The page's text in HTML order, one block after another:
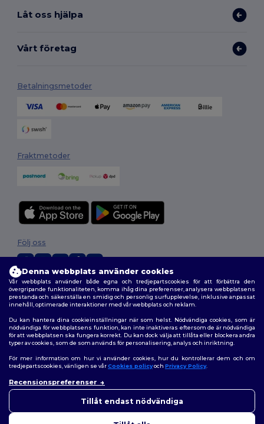
Låt oss hjälpa
Vårt företag
Betalningsmetoder
Fraktmetoder
2026. Alla rättigheter förbehållna
Allmänna Villkor|Anpassad policy |Integritetspolicy|Policy för cookies
| Karta över webbplatsen
Följ oss
Denna webbplats använder cookies
Vår webbplats använder både egna och tredjepartscookies för att förbättra den
övergripande funktionaliteten, komma ihåg dina preferenser, analysera webbplatsens
prestanda och säkerställa en smidig och personlig surfupplevelse, inklusive anpassat
innehåll, optimerade interaktioner med vår webbplats och reklam.
Du kan hantera dina cookieinställningar när som helst. Nödvändiga cookies, som är
nödvändiga för webbplatsens funktion, kan inte inaktiveras eftersom de är nödvändiga
för att webbplatsen ska fungera korrekt. Du kan dock välja att tillåta eller blockera andra
typer av cookies, som de som används för personalisering, analys och inriktning.
För mer information om hur vi använder cookies, hur du kontrollerar dem och om
tredjepartscookies, vänligen se vårCookies policyoch Privacy Policy.
Recensionspreferenser
Tillåt endast nödvändiga
funderingar kan du kontakta